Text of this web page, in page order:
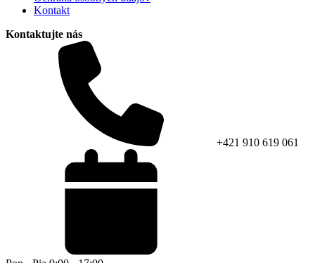
Kontakt
Kontaktujte nás
+421 910 619 061